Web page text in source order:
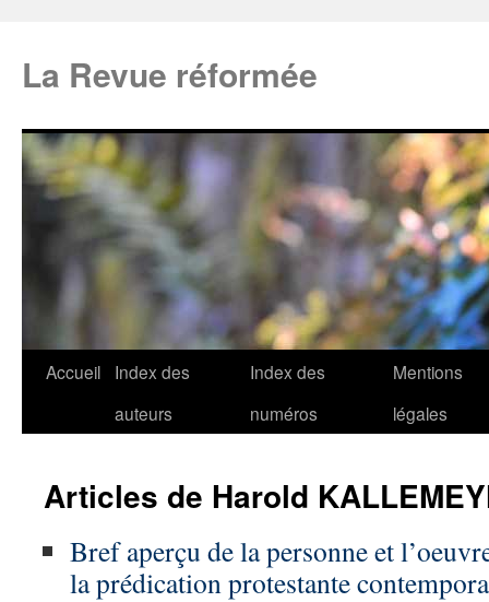
La Revue réformée
Accueil
Index des
auteurs
Index des
numéros
Mentions
légales
Articles de Harold
Bref aperçu de la personne et
la prédication protestante